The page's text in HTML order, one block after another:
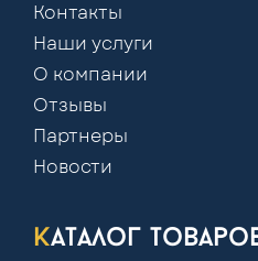
Контакты
Наши услуги
О компании
Отзывы
Партнеры
Новости
каталог